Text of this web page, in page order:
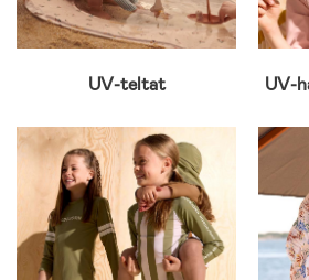
UV-teltat UV-